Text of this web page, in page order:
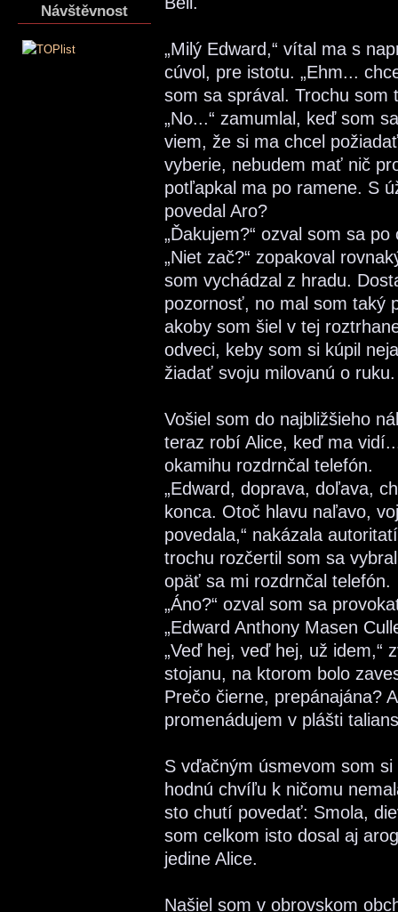
Návštěvnost
„Milý Edward,“ vítal ma s
cúvol, pre istotu. „Ehm...
som sa správal. Trochu som
„No...“ zamumlal, keď som
viem, že si ma chcel
vyberie, nebudem mať nič
potľapkal ma po ramene. S
povedal Aro?
„Ďakujem?“ ozval som sa
„Niet zač?“ zopakoval
som vychádzal z hradu.
pozornosť, no mal som taký
akoby som šiel v tej
odveci, keby som si kúpil
žiadať svoju milovanú o ruku.
Vošiel som do najbližšieho
teraz robí Alice, keď ma
okamihu rozdrnčal telefón.
„Edward, doprava, doľava,
konca. Otoč hlavu naľavo,
povedala,“ nakázala
trochu rozčertil som sa
opäť sa mi rozdrnčal telefón.
„Áno?“ ozval som sa
„Edward Anthony Masen
„Veď hej, veď hej, už idem,“
stojanu, na ktorom bolo
Prečo čierne, prepánajána?
promenádujem v plášti
S vďačným úsmevom som
hodnú chvíľu k ničomu
sto chutí povedať: Smola,
som celkom isto dosal aj
jedine Alice.
Našiel som v obrovskom